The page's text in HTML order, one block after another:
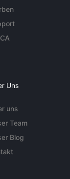
Uns
uns
Team
Blog